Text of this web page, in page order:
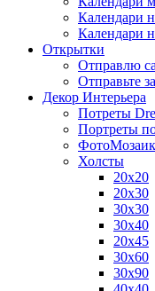
Календари
Календари
Открытки
Отправлю
Отправьте
Декор Интерьера
Потреты
Портреты
Холсты
20х20
20х30
30х30
30х40
20х45
30х60
30х90